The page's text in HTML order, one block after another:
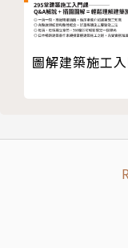
【收錄綠建築台
{北投圖書館}──
台灣建築獎首獎
{工研院六甲二
{經濟部嘉義產
{淡水藝術工坊
{成大孫運璿綠
小型空調設計策略
大型空調設計思考
大型空調設計策
大型空調設計策
大型空調設計策
EEWH鑽石級綠
｛照明｝綠設計
圖解建築施工